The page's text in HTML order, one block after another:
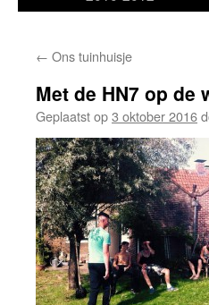
← Ons tuinhuisje
Met de HN7 op de
Geplaatst op3 oktober 2016